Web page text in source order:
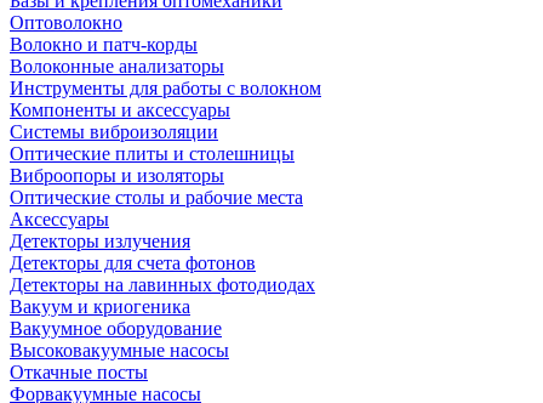
Оптоволокно
Волокно и патч-корды
Волоконные анализаторы
Инструменты для работы с волокном
Компоненты и аксессуары
Системы виброизоляции
Оптические плиты и столешницы
Виброопоры и изоляторы
Оптические столы и рабочие места
Аксессуары
Детекторы излучения
Детекторы для счета фотонов
Детекторы на лавинных фотодиодах
Вакуум и криогеника
Вакуумное оборудование
Высоковакуумные насосы
Откачные посты
Форвакуумные насосы